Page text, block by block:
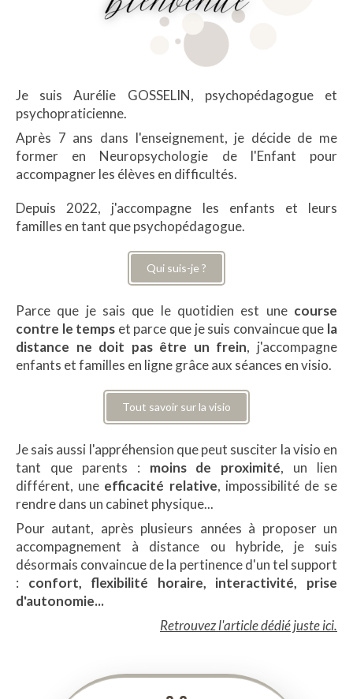
Je suis Aurélie GOSSELIN, psychopédagogue et
psychopraticienne.
Après 7 ans dans l'enseignement, je décide de me
former en Neuropsychologie de l'Enfant pour
accompagner les élèves en difficultés.
Depuis 2022, j'accompagne les enfants et leurs
familles en tant que psychopédagogue.
Qui suis-je ?
Parce que je sais que le quotidien est une course
contre le temps et parce que je suis convaincue que la
distance ne doit pas être un frein, j'accompagne
enfants et familles en ligne grâce aux séances en visio.
Tout savoir sur la visio
Je sais aussi l'appréhension que peut susciter la visio en
tant que parents : moins de proximité, un lien
différent, une efficacité relative, impossibilité de se
rendre dans un cabinet physique...
Pour autant, après plusieurs années à proposer un
accompagnement à distance ou hybride, je suis
désormais convaincue de la pertinence d'un tel support
: confort, flexibilité horaire, interactivité, prise
d'autonomie...
Retrouvez l'article dédié juste ici.